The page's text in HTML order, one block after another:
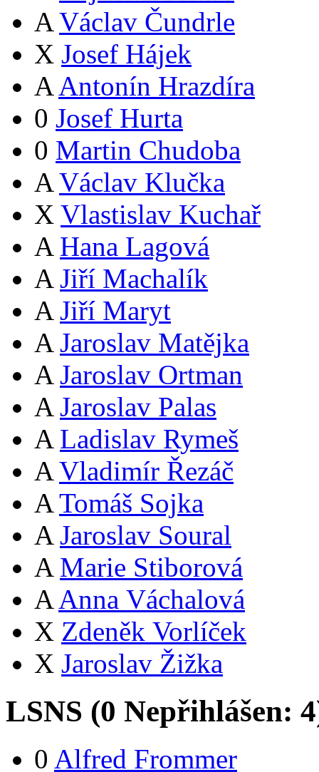
A Václav Čundrle
X Josef Hájek
A Antonín Hrazdíra
0 Josef Hurta
0 Martin Chudoba
A Václav Klučka
X Vlastislav Kuchař
A Hana Lagová
A Jiří Machalík
A Jiří Maryt
A Jaroslav Matějka
A Jaroslav Ortman
A Jaroslav Palas
A Ladislav Rymeš
A Vladimír Řezáč
A Tomáš Sojka
A Jaroslav Soural
A Marie Stiborová
A Anna Váchalová
X Zdeněk Vorlíček
X Jaroslav Žižka
LSNS (0 Nepřihlášen: 4
0 Alfred Frommer